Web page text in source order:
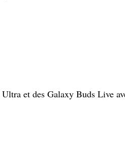
et des Galaxy Buds Live